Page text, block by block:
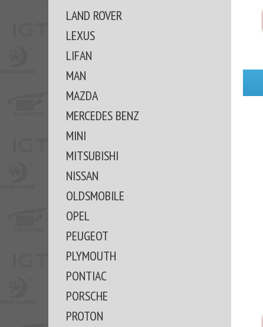
LAND ROVER
LEXUS
LIFAN
MAN
MAZDA
MERCEDES BENZ
MINI
MITSUBISHI
NISSAN
OLDSMOBILE
OPEL
PEUGEOT
PLYMOUTH
PONTIAC
PORSCHE
PROTON